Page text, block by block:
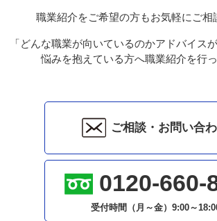
職業紹介をご希望の方もお気軽にご相
「どんな職業が向いているのかアドバイス
悩みを抱えている方へ職業紹介を行っ
ご相談・お問い合
0120-660-
受付時間（月～金） 9:00～